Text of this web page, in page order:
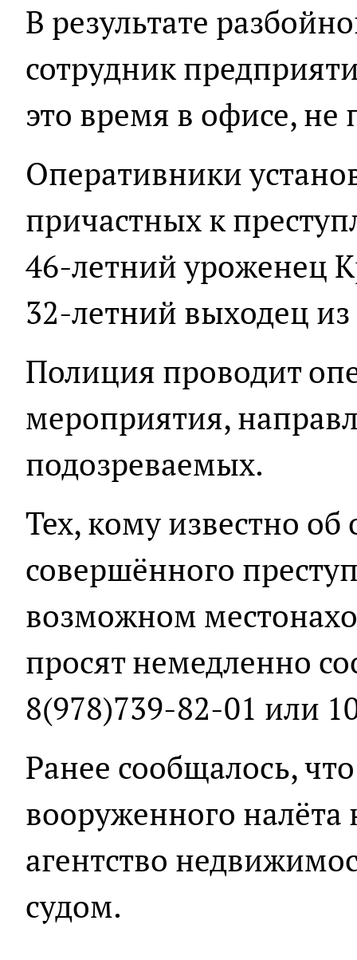
В результате
сотрудник
это время в офисе, не
Оперативники
причастных к
46-летний уроженец
32-летний выходец
Полиция проводит
мероприятия,
подозреваемых.
Тех, кому известно об
совершённого
возможном
просят немедленно
8(978)739-82-01 или
Ранее сообщалось,
вооруженного
агентство
судом.